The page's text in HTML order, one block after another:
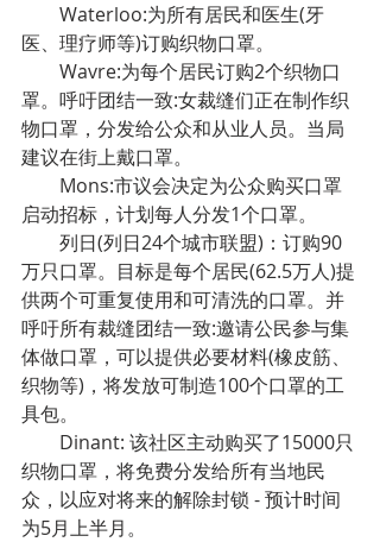
Waterloo:为所有居民和医生(牙
医、理疗师等)订购织物口罩。
Wavre:为每个居民订购2个织物口
罩。呼吁团结一致:女裁缝们正在制作织
物口罩，分发给公众和从业人员。当局
建议在街上戴口罩。
Mons:市议会决定为公众购买口罩
启动招标，计划每人分发1个口罩。
列日(列日24个城市联盟)：订购90
万只口罩。目标是每个居民(62.5万人)提
供两个可重复使用和可清洗的口罩。并
呼吁所有裁缝团结一致:邀请公民参与集
体做口罩，可以提供必要材料(橡皮筋、
织物等)，将发放可制造100个口罩的工
具包。
Dinant: 该社区主动购买了15000只
织物口罩，将免费分发给所有当地民
众，以应对将来的解除封锁 - 预计时间
为5月上半月。